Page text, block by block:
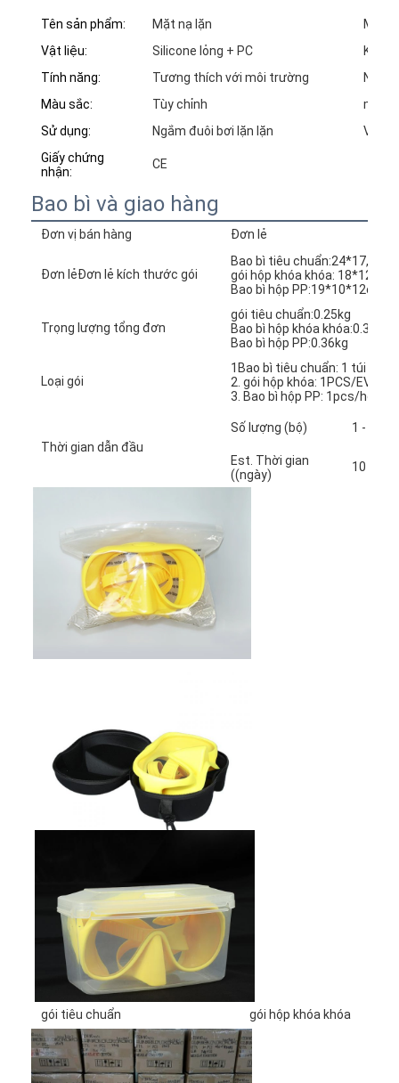
Tên sản phẩm: Mặt nạ lặn
MOQ:
Vật liệu:
Silicone lỏng + PC
Kích
Tính năng:
Tương thích với môi trường
N.W:
Màu sắc:
Tùy chỉnh
mẫu:
Sử dụng:
Ngắm đuôi bơi lặn lặn
Vật
Giấy chứng
nhận:
CE
Bao bì và giao hàng
Đơn vị bán hàng Đơn lẻ
Đơn lẻĐơn lẻ kích thước gói
Bao bì tiêu chuẩn:24*17,5 cm
gói hộp khóa khóa:
Bao bì hộp PP:19*10*12cm
Trọng lượng tổng đơn
gói tiêu chuẩn:0.25kg
Bao bì hộp khóa khóa:0.36kg
Bao bì hộp PP:0.36kg
Loại gói
1Bao bì tiêu chuẩn: 1 túi PC /
2. gói hộp khóa: 1PCS/EVA
3. Bao bì hộp PP: 1pcs/hộp
Thời gian dẫn đầu
Số lượng (bộ) 1 - 100
Est. Thời gian
((ngày)
10
gói tiêu chuẩn gói hộp khóa khóa